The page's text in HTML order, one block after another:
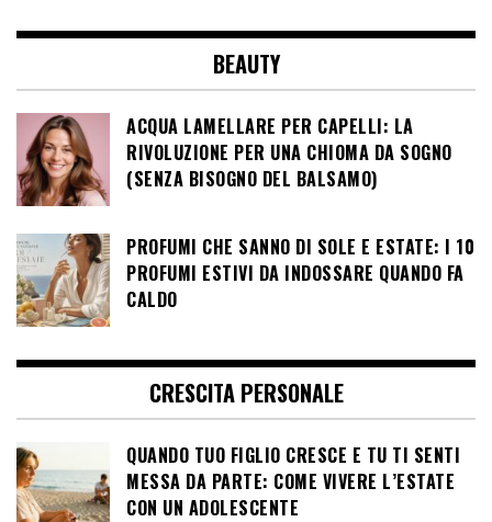
BEAUTY
ACQUA LAMELLARE PER CAPELLI: LA
RIVOLUZIONE PER UNA CHIOMA DA SOGNO
(SENZA BISOGNO DEL BALSAMO)
PROFUMI CHE SANNO DI SOLE E ESTATE: I 10
PROFUMI ESTIVI DA INDOSSARE QUANDO FA
CALDO
CRESCITA PERSONALE
QUANDO TUO FIGLIO CRESCE E TU TI SENTI
MESSA DA PARTE: COME VIVERE L’ESTATE
CON UN ADOLESCENTE